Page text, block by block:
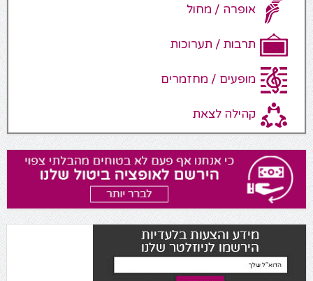
אופרה / מחול
תרבות / תערוכות
מופעים / מחזמרים
קהילה לצאת